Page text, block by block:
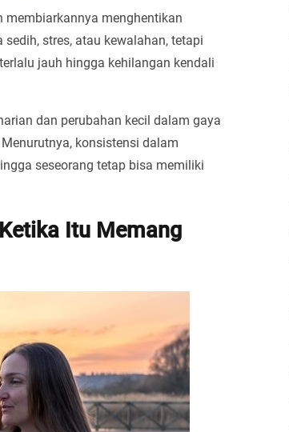
membiarkannya menghentikan
stres, atau kewalahan, tetapi
jauh hingga kehilangan kendali
dan perubahan kecil dalam gaya
konsistensi dalam
seseorang tetap bisa memiliki
Itu Memang